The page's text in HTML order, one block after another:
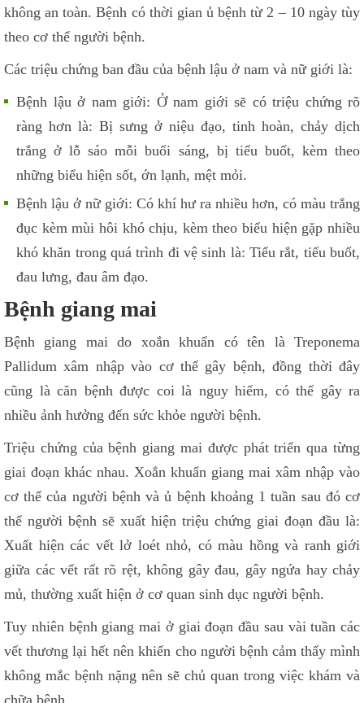
không an toàn. Bệnh có thời gian ủ bệnh từ 2 – 10 ngày tùy
theo cơ thể người bệnh.
Các triệu chứng ban đầu của bệnh lậu ở nam và nữ giới là:
Bệnh lậu ở nam giới: Ở nam giới sẽ có triệu chứng rõ
ràng hơn là: Bị sưng ở niệu đạo, tinh hoàn, chảy dịch
trắng ở lỗ sáo mỗi buổi sáng, bị tiểu buốt, kèm theo
những biểu hiện sốt, ớn lạnh, mệt mỏi.
Bệnh lậu ở nữ giới: Có khí hư ra nhiều hơn, có màu trắng
đục kèm mùi hôi khó chịu, kèm theo biểu hiện gặp nhiều
khó khăn trong quá trình đi vệ sinh là: Tiểu rắt, tiểu buốt,
đau lưng, đau âm đạo.
Bệnh giang mai
Bệnh giang mai do xoắn khuẩn có tên là Treponema
Pallidum xâm nhập vào cơ thể gây bệnh, đồng thời đây
cũng là căn bệnh được coi là nguy hiểm, có thể gây ra
nhiều ảnh hưởng đến sức khỏe người bệnh.
Triệu chứng của bệnh giang mai được phát triển qua từng
giai đoạn khác nhau. Xoắn khuẩn giang mai xâm nhập vào
cơ thể của người bệnh và ủ bệnh khoảng 1 tuần sau đó cơ
thể người bệnh sẽ xuất hiện triệu chứng giai đoạn đầu là:
Xuất hiện các vết lở loét nhỏ, có màu hồng và ranh giới
giữa các vết rất rõ rệt, không gây đau, gây ngứa hay chảy
mủ, thường xuất hiện ở cơ quan sinh dục người bệnh.
Tuy nhiên bệnh giang mai ở giai đoạn đầu sau vài tuần các
vết thương lại hết nên khiến cho người bệnh cảm thấy mình
không mắc bệnh nặng nên sẽ chủ quan trong việc khám và